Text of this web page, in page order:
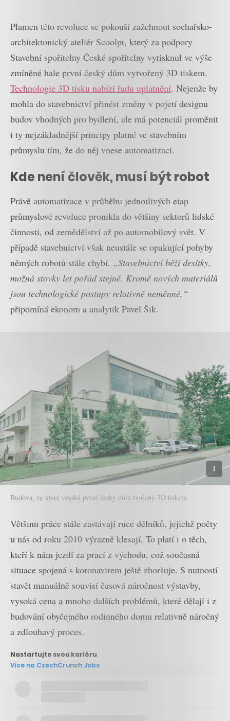
Plamen této revoluce se pokouší zažehnout sochařsko-
architektonický ateliér Scoolpt, který za podpory
Stavební spořitelny České spořitelny vytisknul ve výše
zmíněné hale první český dům vytvořený 3D tiskem.
Technologie 3D tisku nabízí řadu uplatnění. Nejenže by
mohla do stavebnictví přinést změny v pojetí designu
budov vhodných pro bydlení, ale má potenciál proměnit
i ty nejzákladnější principy platné ve stavebním
průmyslu tím, že do něj vnese automatizaci.
Kde není člověk, musí být robot
Právě automatizace v průběhu jednotlivých etap
průmyslové revoluce pronikla do většiny sektorů lidské
činnosti, od zemědělství až po automobilový svět. V
případě stavebnictví však neustále se opakující pohyby
němých robotů stále chybí. „Stavebnictví běží desítky,
možná stovky let pořád stejně. Kromě nových materiálů
jsou technologické postupy relativně neměnné,“
připomíná ekonom a analytik Pavel Šik.
Budova, ve které vzniká první český dům tvořený 3D tiskem
Většinu práce stále zastávají ruce dělníků, jejichž počty
u nás od roku 2010 výrazně klesají. To platí i o těch,
kteří k nám jezdí za prací z východu, což současná
situace spojená s koronavirem ještě zhoršuje. S nutností
stavět manuálně souvisí časová náročnost výstavby,
vysoká cena a mnoho dalších problémů, které dělají i z
budování obyčejného rodinného domu relativně náročný
a zdlouhavý proces.
Nastartujte svou kariéru
Více na CzechCrunch Jobs